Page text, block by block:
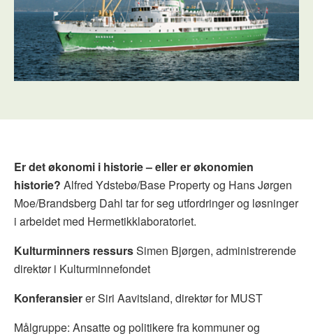
Er det økonomi i historie – eller er økonomien
historie? Alfred Ydstebø/Base Property og Hans Jørgen
Moe/Brandsberg Dahl tar for seg utfordringer og løsninger
i arbeidet med Hermetikklaboratoriet.
Kulturminners ressursSimen Bjørgen, administrerende
direktør i Kulturminnefondet
Konferansierer Siri Aavitsland, direktør for MUST
Målgruppe: Ansatte og politikere fra kommuner og